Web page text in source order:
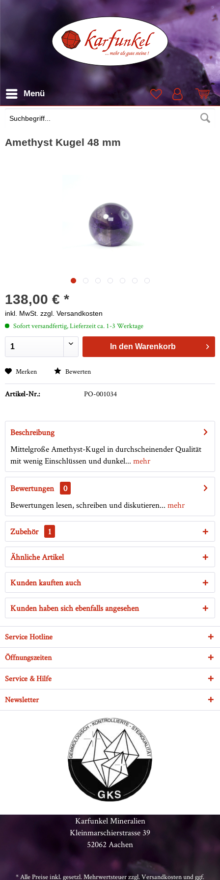
Suchen
Menü
Amethyst Kugel 48 mm
138,00 € *
inkl. MwSt. zzgl. Versandkosten
Sofort versandfertig, Lieferzeit ca. 1-3 Werktage
In den Warenkorb
Merken Bewerten
Artikel-Nr.: PO-001034
Beschreibung
Mittelgroße Amethyst-Kugel in durchscheinender Qualität
mit wenig Einschlüssen und dunkel... mehr
Bewertungen
0
Bewertungen lesen, schreiben und diskutieren... mehr
Zubehör 1
Ähnliche Artikel
Kunden kauften auch
Kunden haben sich ebenfalls angesehen
Service Hotline
Öffnungszeiten
Service & Hilfe
Newsletter
Karfunkel Mineralien
Kleinmarschierstrasse 39
52062 Aachen
* Alle Preise inkl. gesetzl. Mehrwertsteuer zzgl.Versandkostenund ggf.